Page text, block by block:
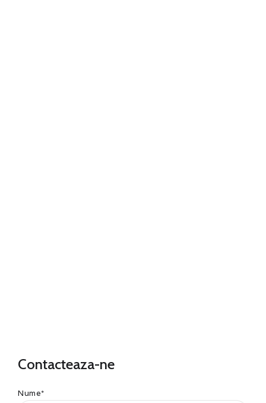
Contacteaza-ne
Nume*